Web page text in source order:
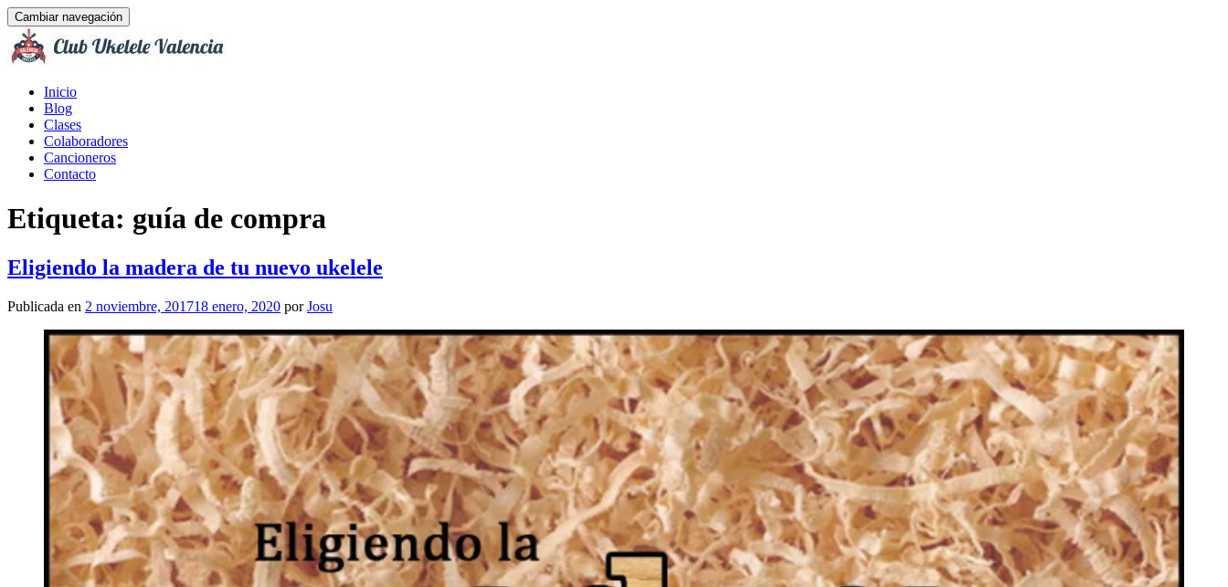
Cambiar navegación
contenido
Inicio
Blog
Clases
Colaboradores
Cancioneros
Contacto
Etiqueta: guía de compra
Eligiendo la madera de tu nuevo ukelele
Publicada en 2 noviembre, 201718 enero, 2020 porJosu